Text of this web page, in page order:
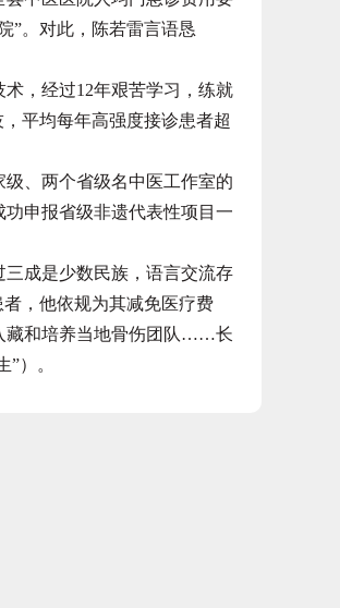
”。对此，陈若雷言语恳
，经过12年艰苦学习，练就
平均每年高强度接诊患者超
、两个省级名中医工作室的
申报省级非遗代表性项目一
成是少数民族，语言交流存
，他依规为其减免医疗费
藏和培养当地骨伤团队……长
）。